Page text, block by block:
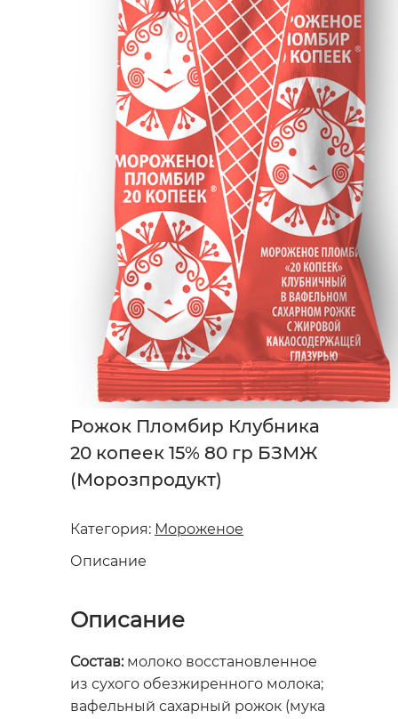
Рожок Пломбир Клубника
20 копеек 15% 80 гр БЗМЖ
(Морозпродукт)
Категория: Мороженое
Описание
Описание
Состав: молоко восстановленное
из сухого обезжиренного молока;
вафельный сахарный рожок (мука